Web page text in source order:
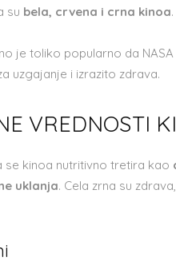
su bela, crvena i crna kinoa.
je toliko popularno da
uzgajanje i izrazito zdrava.
VREDNOSTI
se kinoa nutritivno tretira kao
uklanja. Cela zrna su